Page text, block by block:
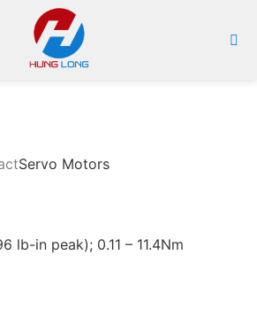
Servo Motors
lb-in peak); 0.11 – 11.4Nm